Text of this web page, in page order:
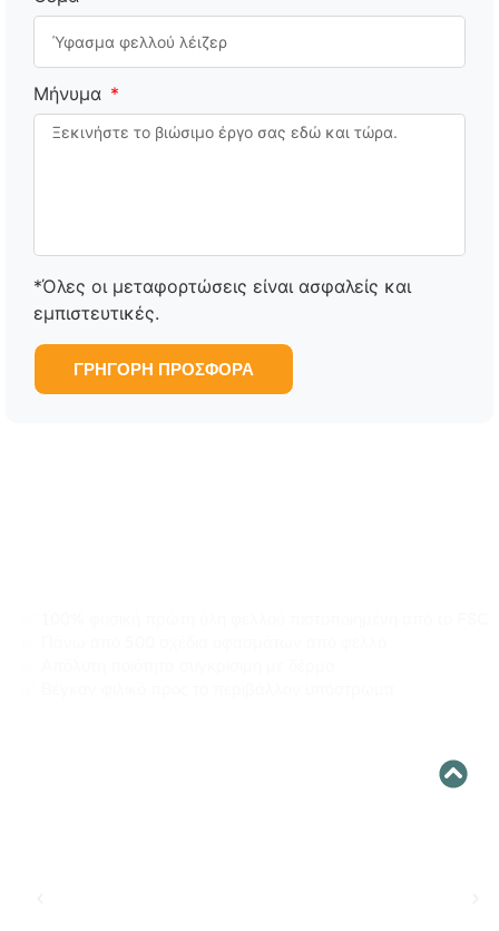
Μήνυμα
*Όλες οι μεταφορτώσεις είναι ασφαλείς και
εμπιστευτικές.
ΓΡΉΓΟΡΗ ΠΡΟΣΦΟΡΆ